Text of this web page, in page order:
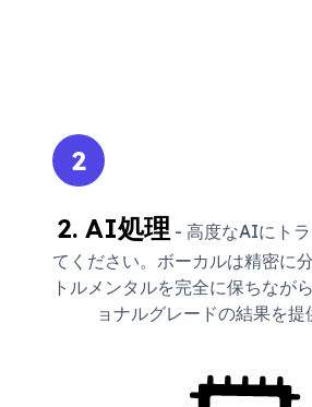
2
2. AI処理 - 高度なAIにト
てください。ボーカルは精密に
トルメンタルを完全に保ちなが
ョナルグレードの結果を提